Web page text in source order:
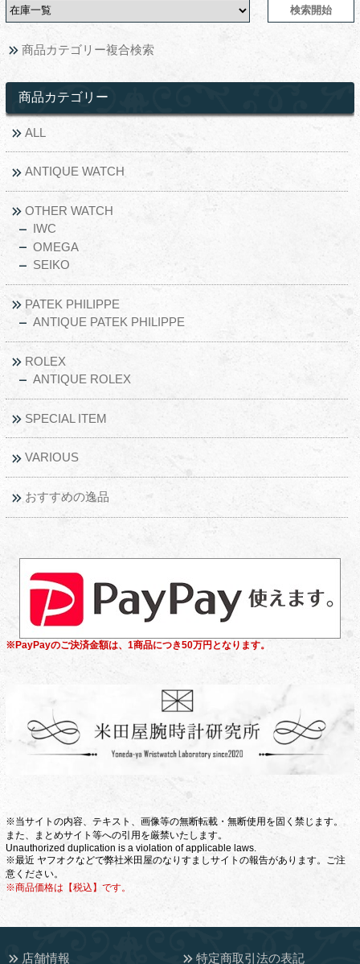
商品カテゴリー複合検索
商品カテゴリー
ALL
ANTIQUE WATCH
OTHER WATCH
IWC
OMEGA
SEIKO
PATEK PHILIPPE
ANTIQUE PATEK PHILIPPE
ROLEX
ANTIQUE ROLEX
SPECIAL ITEM
VARIOUS
おすすめの逸品
※PayPayのご決済金額は、1商品につき50万円となります。
※当サイトの内容、テキスト、画像等の無断転載・無断使用を固く禁じます。
また、まとめサイト等への引用を厳禁いたします。
Unauthorized duplication is a violation of applicable laws.
※最近 ヤフオクなどで弊社米田屋のなりすましサイトの報告があります。ご注
意ください。
※商品価格は【税込】です。
店舗情報 特定商取引法の表記